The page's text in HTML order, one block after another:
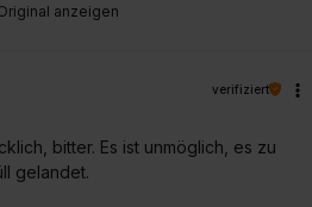
anzeigen
verifiziert
bitter. Es ist unmöglich, es zu
gelandet.